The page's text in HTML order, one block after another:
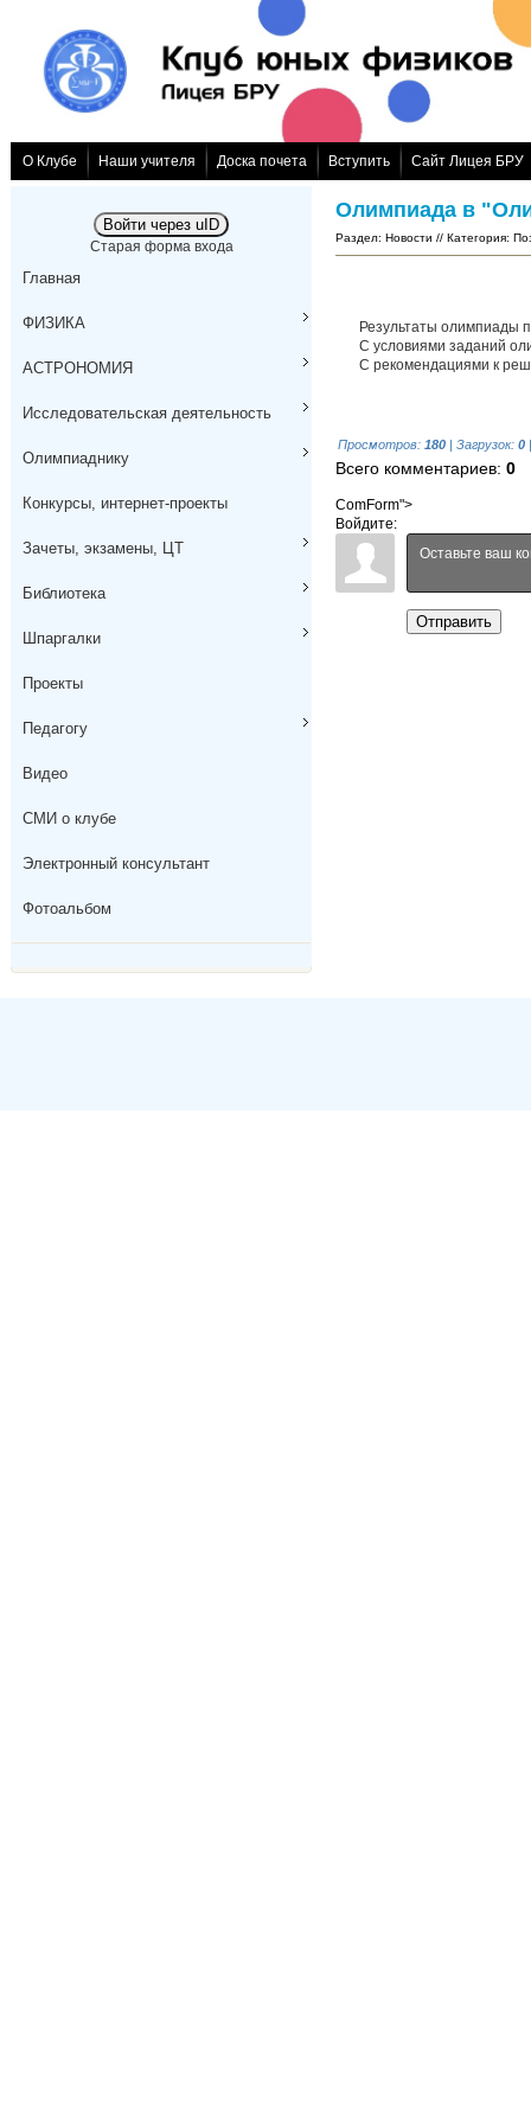
О Клубе Наши учителя Доска почета Вступить Сайт Лицея БРУ
Войти через uID
Старая форма входа
Главная
ФИЗИКА
АСТРОНОМИЯ
Исследовательская деятельность
Олимпиаднику
Конкурсы, интернет-проекты
Зачеты, экзамены, ЦТ
Библиотека
Шпаргалки
Проекты
Педагогу
Видео
СМИ о клубе
Электронный консультант
Фотоальбом
Олимпиада в
Раздел: Новости // Категория:
Результаты олимпиады
С условиями заданий
С рекомендациями к
Просмотров: 180 | Загрузок: 0
Всего комментариев: 0
ComForm">
Войдите:
Отправить